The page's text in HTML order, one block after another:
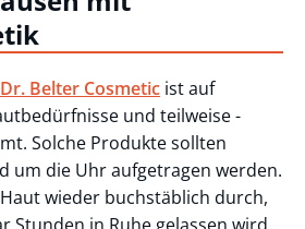
Dr. Belter Cosmetic ist auf
und teilweise -
Solche Produkte sollten
um die Uhr aufgetragen werden.
wieder buchstäblich durch,